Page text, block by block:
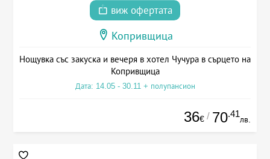
виж офертата
Копривщица
Нощувка със закуска и вечеря в хотел Чучура в сърцето на
Копривщица
Дата: 14.05 - 30.11 + полупансион
36€ / 70.41
лв.